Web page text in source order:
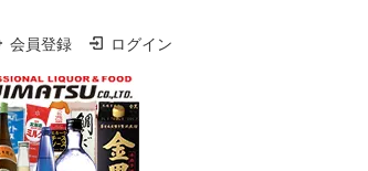
会員登録 ログイン